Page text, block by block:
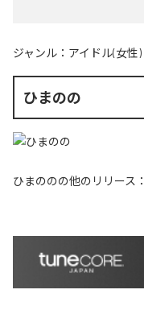
ジャンル： アイドル(女性)
ひまのの
ひまののの他のリリース：